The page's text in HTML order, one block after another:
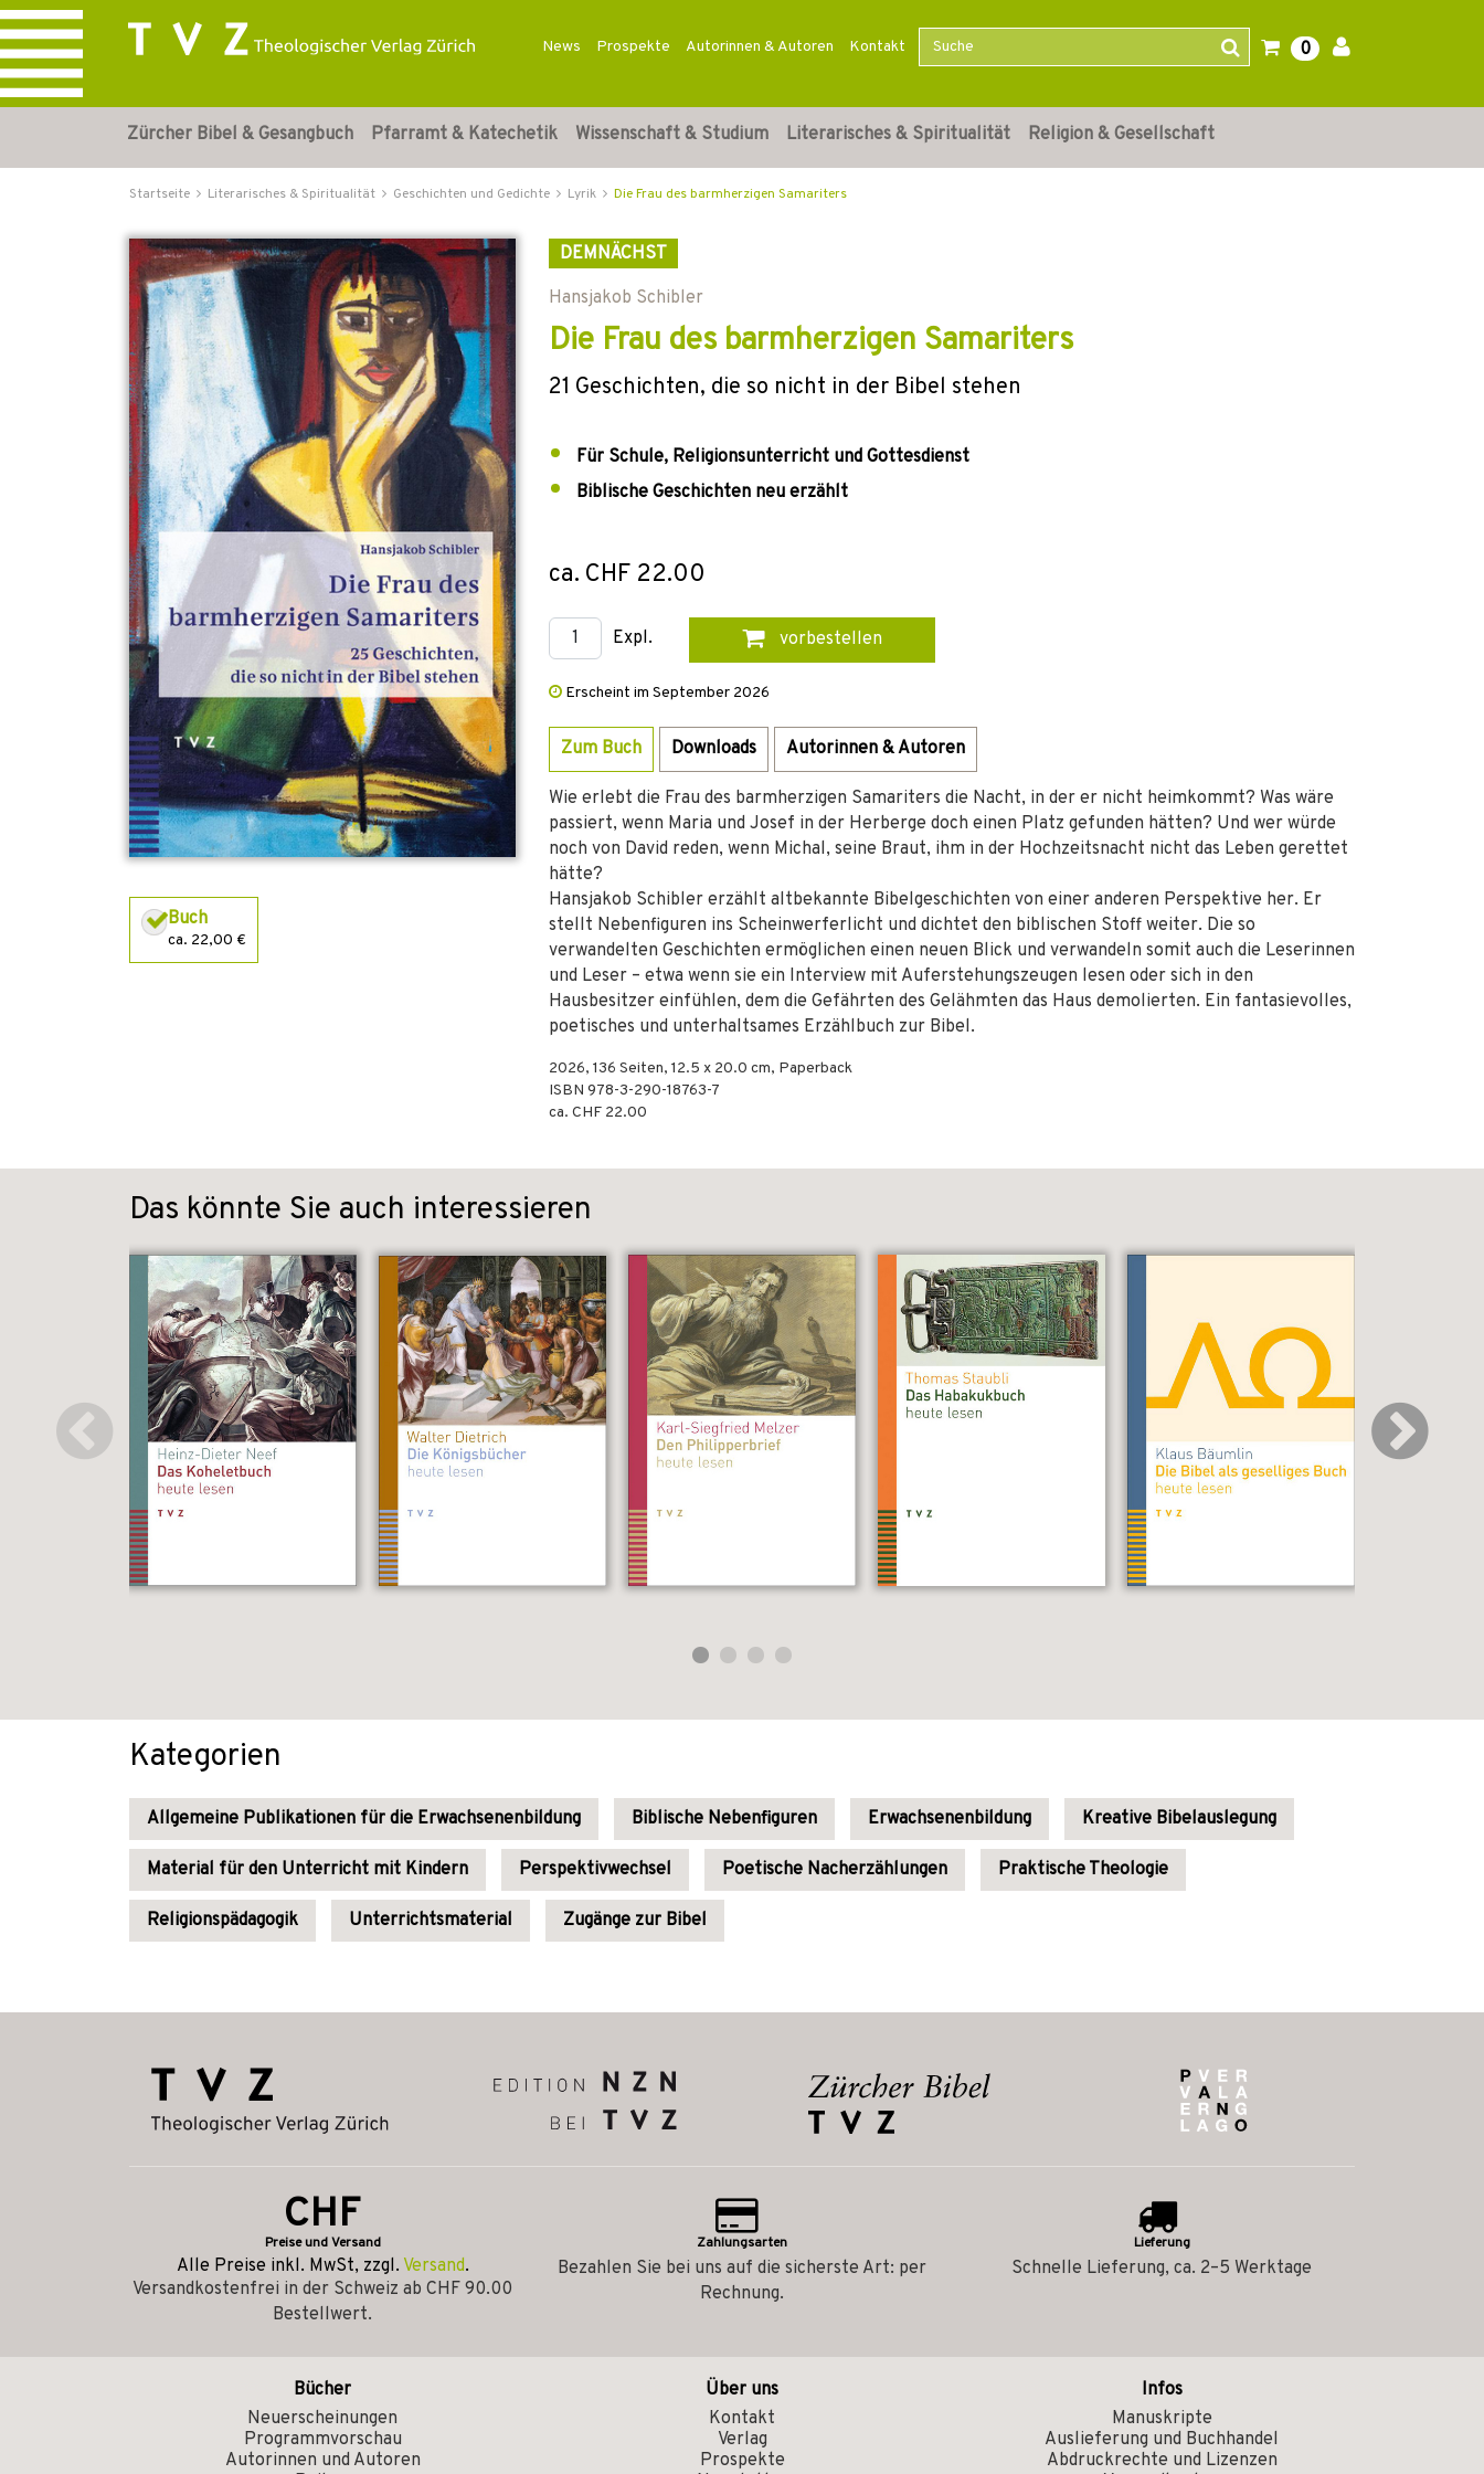
News Prospekte Autorinnen & Autoren Kontakt 0
Zürcher Bibel & Gesangbuch Pfarramt & Katechetik Wissenschaft & Studium Literarisches & Spiritualität Religion & Gesellschaft
Startseite Literarisches & Spiritualität Geschichten und Gedichte Lyrik Die Frau des barmherzigen Samariters
Buch
ca. 22,00 €
DEMNÄCHST
Hansjakob Schibler
Die Frau des barmherzigen Samariters
21 Geschichten, die so nicht in der Bibel stehen
Für Schule, Religionsunterricht und Gottesdienst
Biblische Geschichten neu erzählt
ca. CHF 22.00
Expl. vorbestellen
Erscheint im September 2026
Zum Buch Downloads Autorinnen & Autoren
Wie erlebt die Frau des barmherzigen Samariters die Nacht, in der er nicht heimkommt? Was wäre
passiert, wenn Maria und Josef in der Herberge doch einen Platz gefunden hätten? Und wer würde
noch von David reden, wenn Michal, seine Braut, ihm in der Hochzeitsnacht nicht das Leben gerettet
hätte?
Hansjakob Schibler erzählt altbekannte Bibelgeschichten von einer anderen Perspektive her. Er
stellt Nebenfiguren ins Scheinwerferlicht und dichtet den biblischen Stoff weiter. Die so
verwandelten Geschichten ermöglichen einen neuen Blick und verwandeln somit auch die Leserinnen
und Leser – etwa wenn sie ein Interview mit Auferstehungszeugen lesen oder sich in den
Hausbesitzer einfühlen, dem die Gefährten des Gelähmten das Haus demolierten. Ein fantasievolles,
poetisches und unterhaltsames Erzählbuch zur Bibel.
2026, 136 Seiten, 12.5 x 20.0 cm, Paperback
ISBN 978-3-290-18763-7
ca. CHF 22.00
Das könnte Sie auch interessieren
Kategorien
Allgemeine Publikationen für die Erwachsenenbildung Biblische Nebenfiguren Erwachsenenbildung Kreative Bibelauslegung
Material für den Unterricht mit Kindern Perspektivwechsel Poetische Nacherzählungen Praktische Theologie
Religionspädagogik Unterrichtsmaterial Zugänge zur Bibel
CHF
Preise und Versand
Alle Preise inkl. MwSt, zzgl. Versand.
Versandkostenfrei in der Schweiz ab CHF 90.00
Bestellwert.
Zahlungsarten
Bezahlen Sie bei uns auf die sicherste Art: per
Rechnung.
Lieferung
Schnelle Lieferung, ca. 2–5 Werktage
Bücher
Neuerscheinungen
Programmvorschau
Autorinnen und Autoren
Über uns
Kontakt
Verlag
Prospekte
Infos
Manuskripte
Auslieferung und Buchhandel
Abdruckrechte und Lizenzen